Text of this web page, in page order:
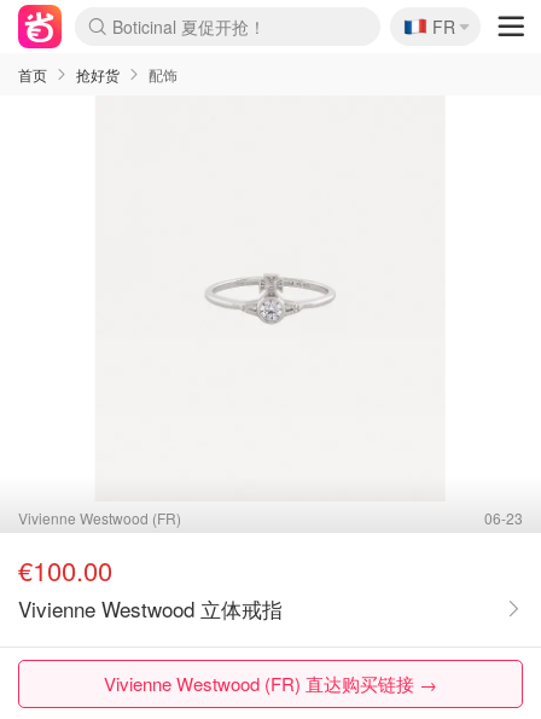
Boticinal 夏促开抢！
4折！lulu周四疯狂上新
还没结束！&OtherStories大促
Joybuy变相75折 随时失效
速领！Stanley独家85折
疑似霸哥！Camper额外叠85折
Zalando 奥莱闪促！每日更新
Moncler反季囤！5折起+叠9折
Coach Brooklyn仅€192
🇫🇷
FR
首页 抢好货 配饰
Vivienne Westwood (FR) 06-23
€100.00
Vivienne Westwood 立体戒指
Vivienne Westwood (FR) 直达购买链接 →